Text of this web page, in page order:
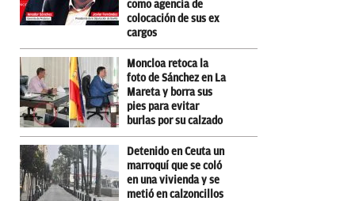
como agencia de
colocación de sus ex
cargos
Moncloa retoca la
foto de Sánchez en La
Mareta y borra sus
pies para evitar
burlas por su calzado
Detenido en Ceuta un
marroquí que se coló
en una vivienda y se
metió en calzoncillos